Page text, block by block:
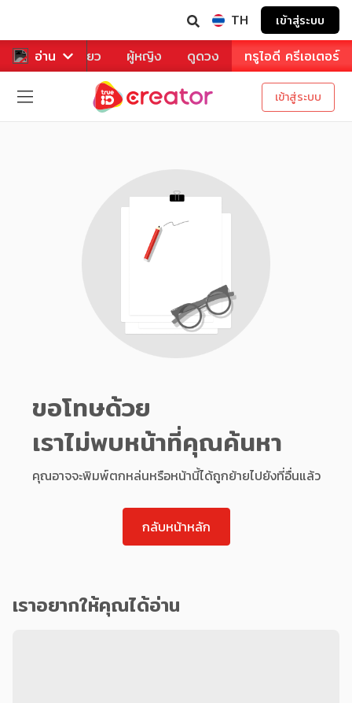
TH เข้าสู่ระบบ
อ่าน
หาร ท่องเที่ยว ผู้หญิง ดูดวง ทรูไอดี ครีเอเตอร์
เข้าสู่ระบบ
ขอโทษด้วย
เราไม่พบหน้าที่คุณค้นหา
คุณอาจจะพิมพ์ตกหล่นหรือหน้านี้ได้ถูกย้ายไปยังที่อื่นแล้ว
กลับหน้าหลัก
เราอยากให้คุณได้อ่าน